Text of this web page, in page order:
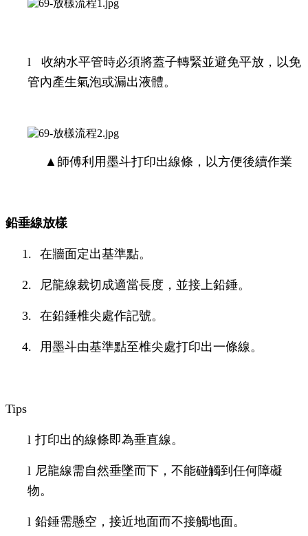
l
收納水平管時必須將蓋子轉緊並避免平放，以免
管內產生氣泡或漏出液體。
▲師傅利用墨斗打印出線條，以方便後續作業
鉛垂線放樣
1. 在牆面定出基準點。
2. 尼龍線裁切成適當長度，並接上鉛錘。
3. 在鉛錘椎尖處作記號。
4. 用墨斗由基準點至椎尖處打印出一條線。
Tips
l 打印出的線條即為垂直線。
l 尼龍線需自然垂墜而下，不能碰觸到任何障礙
物。
l 鉛錘需懸空，接近地面而不接觸地面。